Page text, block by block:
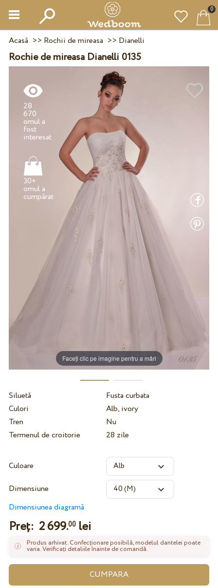
0
Acasă >> Rochii de mireasa >> Dianelli
Rochie de mireasa Dianelli 0135
Faceți clic pe imagine pentru a mări
28
670
omul a
fost
30+
omul a
Siluetă
Fusta curbata
Culori
Alb, ivory
Tren
Nu
Termenul de croitorie
28 zile
Culoare
Dimensiune
Dimensiunea diagramă
Preț: 2 699.00lei
Produs arhivat. Confecționare posibilă, modelul dantelei poate
varia. Verificați detaliile înainte de comandă.